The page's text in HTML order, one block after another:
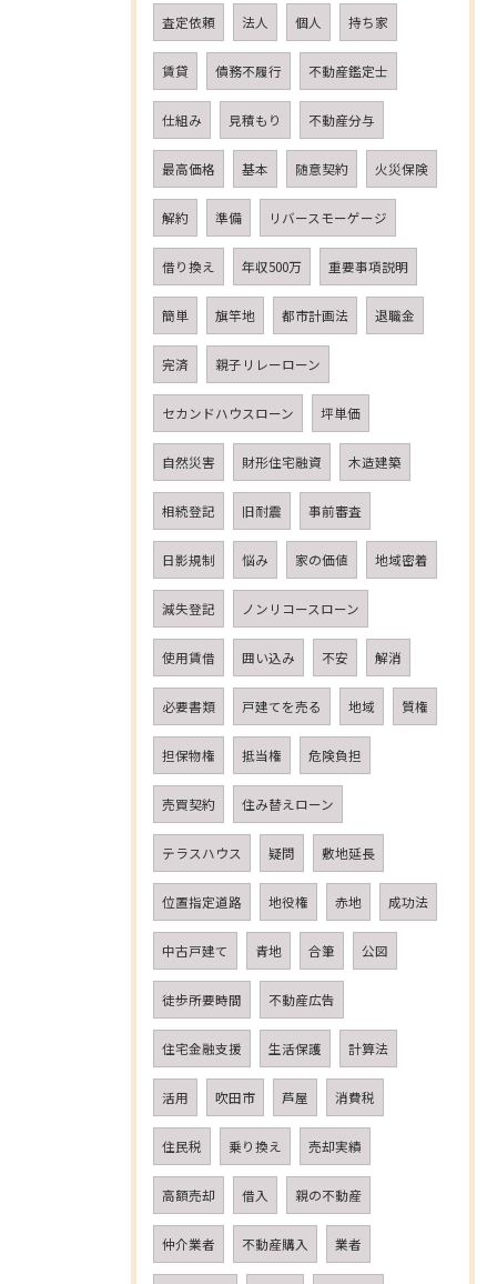
査定依頼 法人 個人 持ち家
賃貸 債務不履行 不動産鑑定士
仕組み 見積もり 不動産分与
最高価格 基本 随意契約 火災保険
解約 準備 リバースモーゲージ
借り換え 年収500万 重要事項説明
簡単 旗竿地 都市計画法 退職金
完済 親子リレーローン
セカンドハウスローン 坪単価
自然災害 財形住宅融資 木造建築
相続登記 旧耐震 事前審査
日影規制 悩み 家の価値 地域密着
減失登記 ノンリコースローン
使用賃借 囲い込み 不安 解消
必要書類 戸建てを売る 地域 質権
担保物権 抵当権 危険負担
売買契約 住み替えローン
テラスハウス 疑問 敷地延長
位置指定道路 地役権 赤地 成功法
中古戸建て 青地 合筆 公図
徒歩所要時間 不動産広告
住宅金融支援 生活保護 計算法
活用 吹田市 芦屋 消費税
住民税 乗り換え 売却実績
高額売却 借入 親の不動産
仲介業者 不動産購入 業者